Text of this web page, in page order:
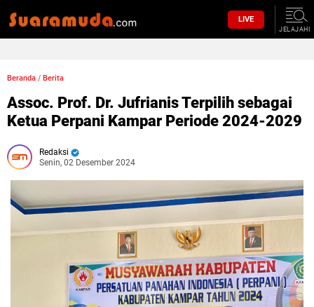
LIVE
JELAJAHI
Beranda / Berita
Assoc. Prof. Dr. Jufrianis Terpilih sebagai
Ketua Perpani Kampar Periode 2024-2029
Redaksi
Senin, 02 Desember 2024